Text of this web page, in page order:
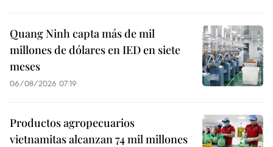
Quang Ninh capta más de mil
millones de dólares en IED en siete
meses
06/08/2026 07:19
Productos agropecuarios
vietnamitas alcanzan 74 mil millones